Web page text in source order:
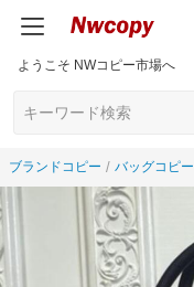
ようこそ NWコピー市場へ
ブランドコピー バッグコピー